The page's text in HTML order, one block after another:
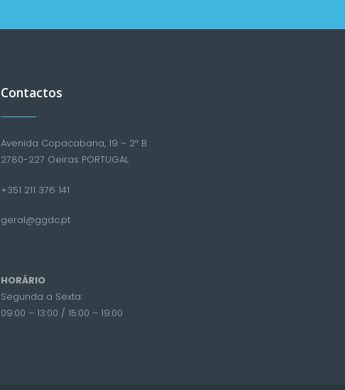
Contactos
Avenida Copacabana, 19 – 2º B
2780-227 Oeiras PORTUGAL
+351 211 376 141
geral@ggdc.pt
HORÁRIO
Segunda a Sexta:
09:00 – 13:00 / 15:00 – 19:00